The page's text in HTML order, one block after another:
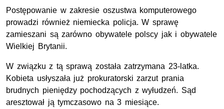
Postępowanie w zakresie oszustwa komputerowego
prowadzi również niemiecka policja. W sprawę
zamieszani są zarówno obywatele polscy jak i obywatele
Wielkiej Brytanii.
W związku z tą sprawą została zatrzymana 23-latka.
Kobieta usłyszała już prokuratorski zarzut prania
brudnych pieniędzy pochodzących z wyłudzeń. Sąd
aresztował ją tymczasowo na 3 miesiące.